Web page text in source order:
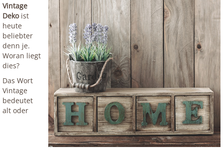
Vintage
Dekoist
heute
beliebter
denn je.
Woran liegt
dies?
Das Wort
Vintage
bedeutet
alt oder